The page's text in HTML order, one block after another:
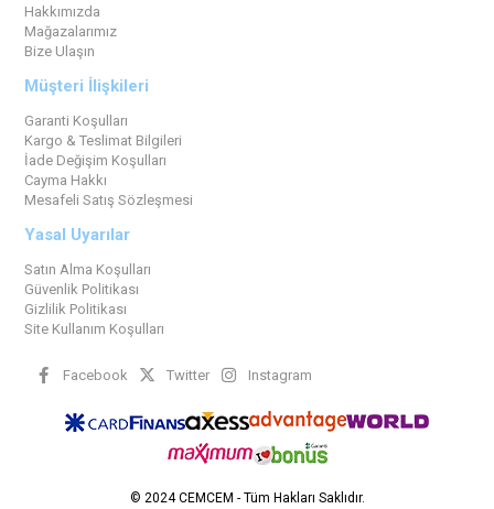
Hakkımızda
Mağazalarımız
Bize Ulaşın
Müşteri İlişkileri
Garanti Koşulları
Kargo & Teslimat Bilgileri
İade Değişim Koşulları
Cayma Hakkı
Mesafeli Satış Sözleşmesi
Yasal Uyarılar
Satın Alma Koşulları
Güvenlik Politikası
Gizlilik Politikası
Site Kullanım Koşulları
Facebook Twitter Instagram
© 2024 CEMCEM - Tüm Hakları Saklıdır.